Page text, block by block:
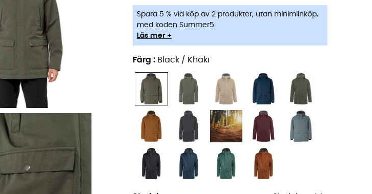
Spara 5 % vid köp av 2 produkter, utan minimiinköp,
med koden Summer5.
Läs mer +
Färg : Black / Khaki